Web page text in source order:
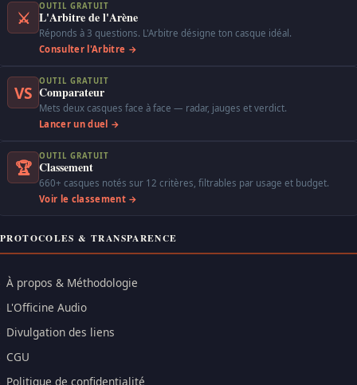
⚔
OUTIL GRATUIT
L'Arbitre de l'Arène
Réponds à 3 questions. L'Arbitre désigne ton casque idéal.
Consulter l'Arbitre →
VS
OUTIL GRATUIT
Comparateur
Mets deux casques face à face — radar, jauges et verdict.
Lancer un duel →
🏆
OUTIL GRATUIT
Classement
660+ casques notés sur 12 critères, filtrables par usage et budget.
Voir le classement →
PROTOCOLES & TRANSPARENCE
À propos & Méthodologie
L'Officine Audio
Divulgation des liens
CGU
Politique de confidentialité